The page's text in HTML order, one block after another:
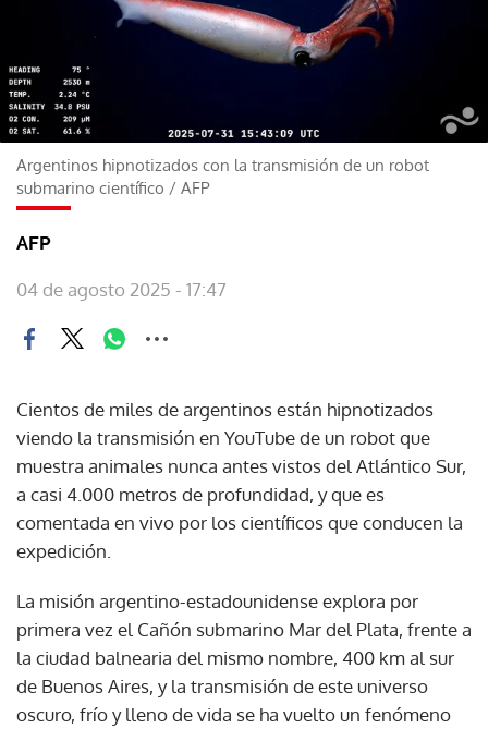
Argentinos hipnotizados con la transmisión de un robot
submarino científico / AFP
AFP
04 de agosto 2025 - 17:47
Cientos de miles de argentinos están hipnotizados
viendo la transmisión en YouTube de un robot que
muestra animales nunca antes vistos del Atlántico Sur,
a casi 4.000 metros de profundidad, y que es
comentada en vivo por los científicos que conducen la
expedición.
La misión argentino-estadounidense explora por
primera vez el Cañón submarino Mar del Plata, frente a
la ciudad balnearia del mismo nombre, 400 km al sur
de Buenos Aires, y la transmisión de este universo
oscuro, frío y lleno de vida se ha vuelto un fenómeno